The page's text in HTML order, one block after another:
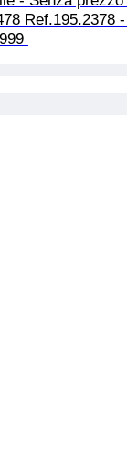
Ref.195.2378 -